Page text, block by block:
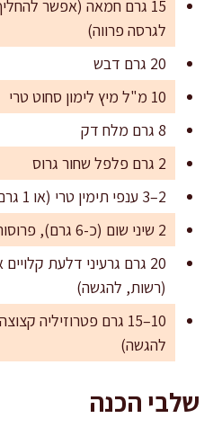
לגרסה פרווה)
20 גרם דבש
10 מ"ל מיץ לימון סחוט טרי
8 גרם מלח דק
2 גרם פלפל שחור גרוס
2–3 ענפי תימין טרי (או 1 גרם תימין יבש)
2 שיני שום (כ-6 גרם), פרוסות דק
20 גרם גרעיני דלעת
(רשות, להגשה)
10–15 גרם פטרוזיליה
להגשה)
שלבי הכנה